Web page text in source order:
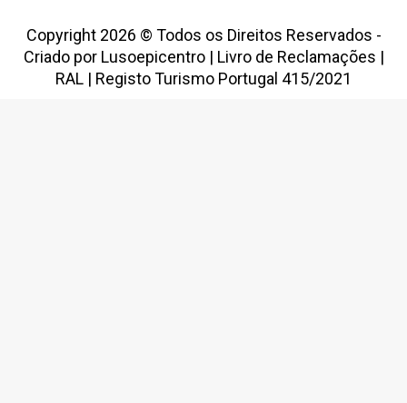
Copyright 2026 © Todos os Direitos Reservados -
Criado por Lusoepicentro| Livro de Reclamações |
RAL | Registo Turismo Portugal 415/2021